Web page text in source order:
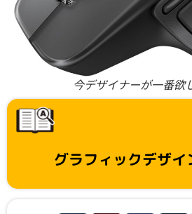
今デザイナーが一番欲
グラフィックデザイ